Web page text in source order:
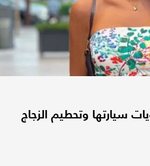
سيارتها وتحطيم الزجاج